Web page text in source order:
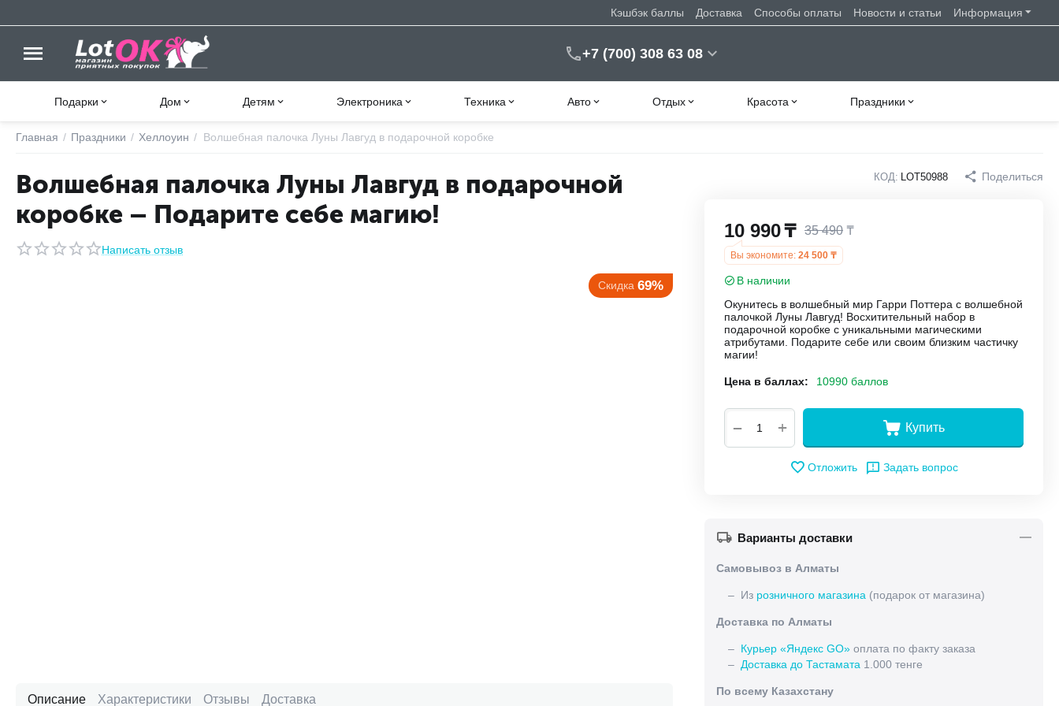
Кэшбэк баллы Доставка Способы оплаты Новости и статьи Информация
+7 (700) 308 63 08
Подарки Дом Детям Электроника Техника Авто Отдых Красота Праздники
Главная / Праздники / Хеллоуин / Волшебная палочка Луны Лавгуд в подарочной коробке
Волшебная палочка Луны Лавгуд в подарочной
коробке – Подарите себе магию!
Написать отзыв
КОД: LOT50988 Поделиться
10 990₸ 35 490 ₸
Вы экономите: 24 500 ₸
В наличии
Окунитесь в волшебный мир Гарри Поттера с волшебной
палочкой Луны Лавгуд! Восхитительный набор в
подарочной коробке с уникальными магическими
атрибутами. Подарите себе или своим близким частичку
магии!
Цена в баллах: 10990 баллов
+
− Купить
Отложить Задать вопрос
Варианты доставки
Самовывоз в Алматы
– Из розничного магазина (подарок от магазина)
Доставка по Алматы
– Курьер «Яндекс GO» оплата по факту заказа
– Доставка до Тастамата 1.000 тенге
По всему Казахстану
Описание Характеристики Отзывы Доставка